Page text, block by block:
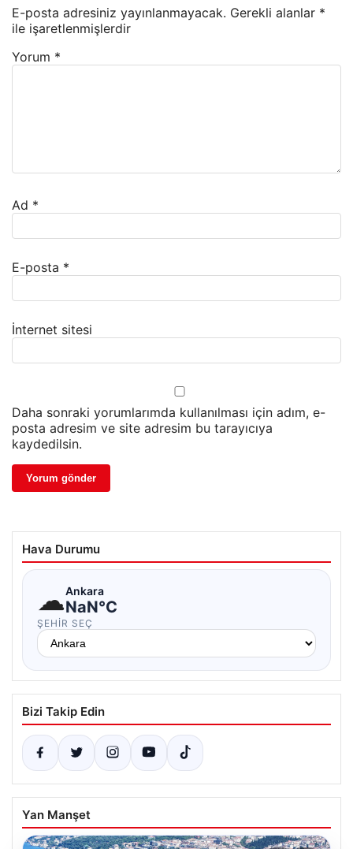
E-posta adresiniz yayınlanmayacak. Gerekli alanlar *
ile işaretlenmişlerdir
Yorum *
Ad *
E-posta *
İnternet sitesi
Daha sonraki yorumlarımda kullanılması için adım, e-
posta adresim ve site adresim bu tarayıcıya
kaydedilsin.
Hava Durumu
☁Ankara
NaN°C
ŞEHIR SEÇ
Bizi Takip Edin
Yan Manşet